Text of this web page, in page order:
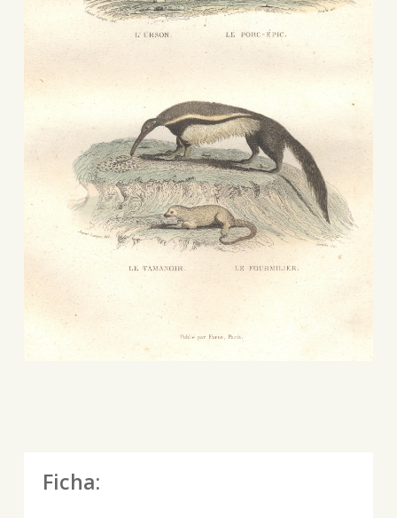
Ficha: